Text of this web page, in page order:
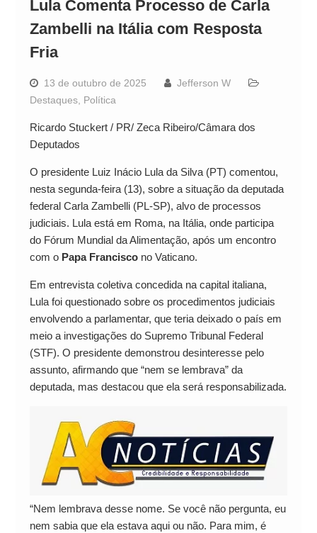
Lula Comenta Processo de Carla
Zambelli na Itália com Resposta
Fria
13 de outubro de 2025
Jefferson W
Destaques, Política
Ricardo Stuckert / PR/ Zeca Ribeiro/Câmara dos
Deputados
O presidente Luiz Inácio Lula da Silva (PT) comentou,
nesta segunda-feira (13), sobre a situação da deputada
federal Carla Zambelli (PL-SP), alvo de processos
judiciais. Lula está em Roma, na Itália, onde participa
do Fórum Mundial da Alimentação, após um encontro
com o Papa Franciscono Vaticano.
Em entrevista coletiva concedida na capital italiana,
Lula foi questionado sobre os procedimentos judiciais
envolvendo a parlamentar, que teria deixado o país em
meio a investigações do Supremo Tribunal Federal
(STF). O presidente demonstrou desinteresse pelo
assunto, afirmando que “nem se lembrava” da
deputada, mas destacou que ela será responsabilizada.
“Nem lembrava desse nome. Se você não pergunta, eu
nem sabia que ela estava aqui ou não. Para mim, é